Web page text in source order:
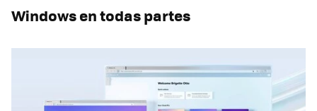
Windows en todas partes